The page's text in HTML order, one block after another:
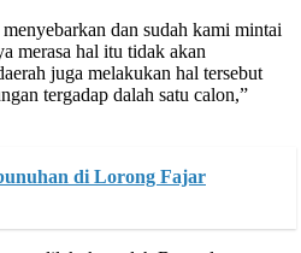
dan sudah kami mintai
merasa hal itu tidak akan
juga melakukan hal tersebut
tergadap dalah satu calon,”
di Lorong Fajar